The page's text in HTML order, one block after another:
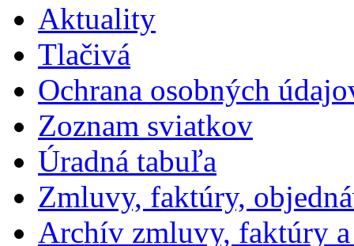
Aktuality
Tlačivá
Ochrana osobných
Zoznam sviatkov
Úradná tabuľa
Zmluvy, faktúry,
Archív zmluvy, faktúry